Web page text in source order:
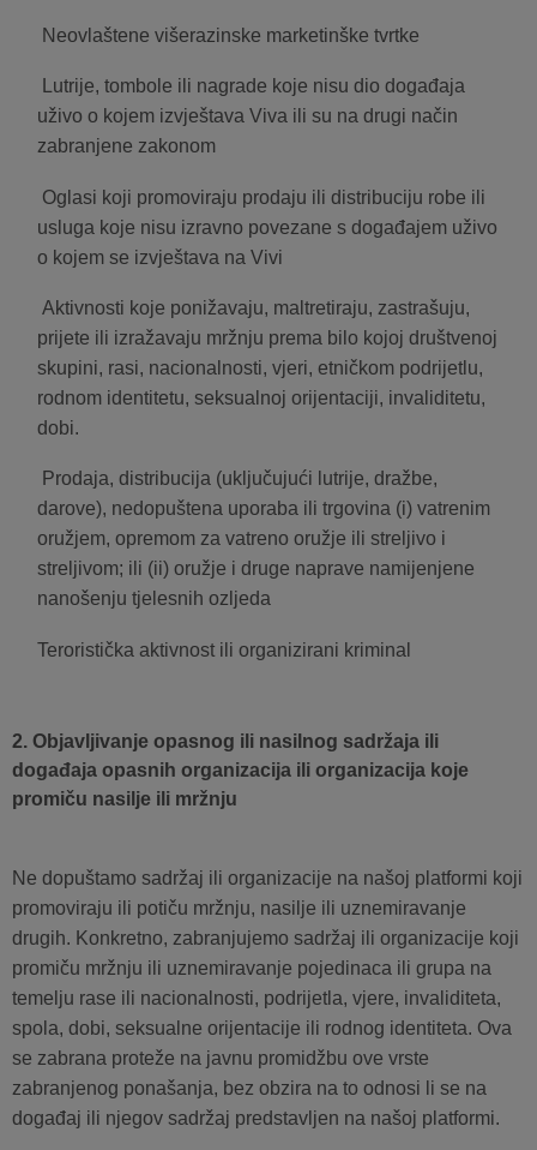
Neovlaštene višerazinske marketinške tvrtke
Lutrije, tombole ili nagrade koje nisu dio događaja
uživo o kojem izvještava Viva ili su na drugi način
zabranjene zakonom
Oglasi koji promoviraju prodaju ili distribuciju robe ili
usluga koje nisu izravno povezane s događajem uživo
o kojem se izvještava na Vivi
Aktivnosti koje ponižavaju, maltretiraju, zastrašuju,
prijete ili izražavaju mržnju prema bilo kojoj društvenoj
skupini, rasi, nacionalnosti, vjeri, etničkom podrijetlu,
rodnom identitetu, seksualnoj orijentaciji, invaliditetu,
dobi.
Prodaja, distribucija (uključujući lutrije, dražbe,
darove), nedopuštena uporaba ili trgovina (i) vatrenim
oružjem, opremom za vatreno oružje ili streljivo i
streljivom; ili (ii) oružje i druge naprave namijenjene
nanošenju tjelesnih ozljeda
Teroristička aktivnost ili organizirani kriminal
2. Objavljivanje opasnog ili nasilnog sadržaja ili
događaja opasnih organizacija ili organizacija koje
promiču nasilje ili mržnju
Ne dopuštamo sadržaj ili organizacije na našoj platformi koji
promoviraju ili potiču mržnju, nasilje ili uznemiravanje
drugih. Konkretno, zabranjujemo sadržaj ili organizacije koji
promiču mržnju ili uznemiravanje pojedinaca ili grupa na
temelju rase ili nacionalnosti, podrijetla, vjere, invaliditeta,
spola, dobi, seksualne orijentacije ili rodnog identiteta. Ova
se zabrana proteže na javnu promidžbu ove vrste
zabranjenog ponašanja, bez obzira na to odnosi li se na
događaj ili njegov sadržaj predstavljen na našoj platformi.